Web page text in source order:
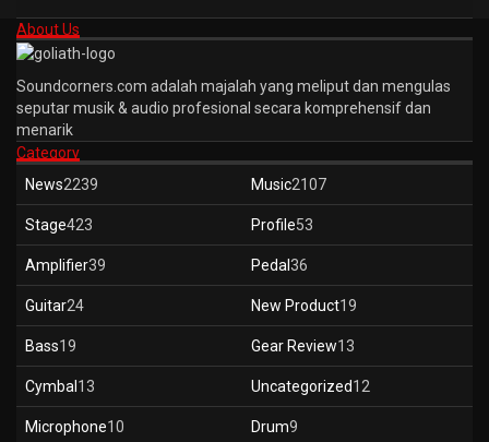
About Us
Soundcorners.com adalah majalah yang meliput dan mengulas
seputar musik & audio profesional secara komprehensif dan
menarik
Category
News2239 Music2107
Stage423 Profile53
Amplifier39 Pedal36
Guitar24 New Product19
Bass19 Gear Review13
Cymbal13 Uncategorized12
Microphone10 Drum9